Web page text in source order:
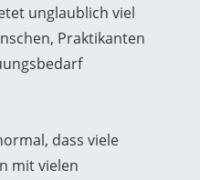
unglaublich viel
Praktikanten
dass viele
mit vielen